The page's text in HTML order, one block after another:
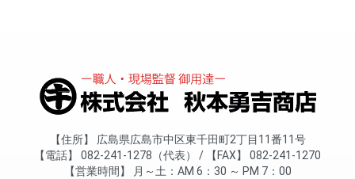
住所
広島県広島市中区東千田町2丁目11番11号
電話
082-241-1278（代表） FAX
082-241-1270
営業時間
月～土
AM 6：30 ～ PM 7：00